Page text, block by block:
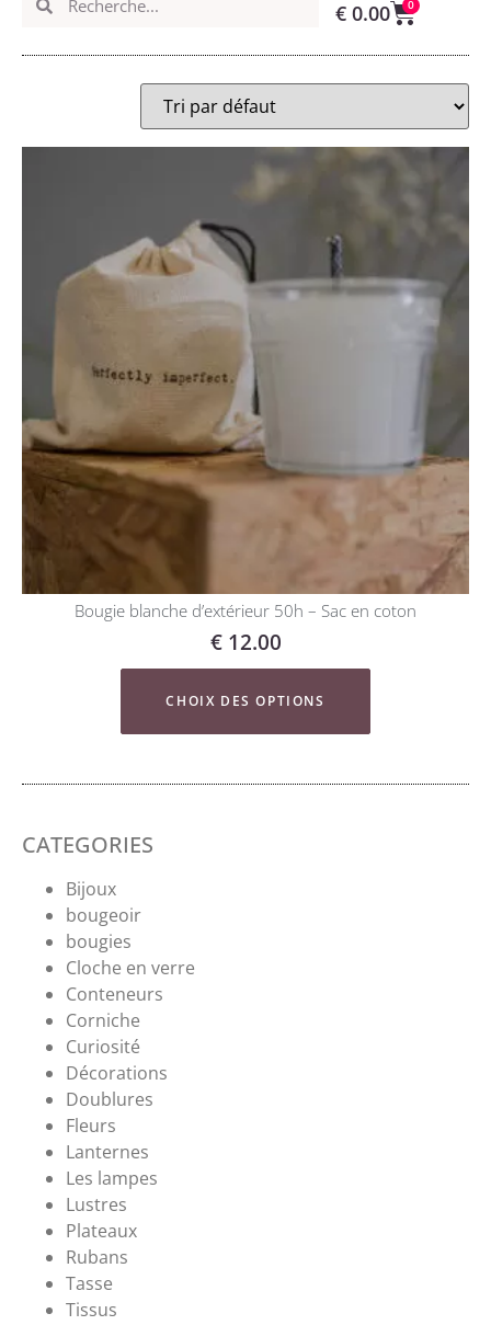
€0.00 0
Bougie blanche d’extérieur 50h – Sac en coton
€12.00
CHOIX DES OPTIONS
CATEGORIES
Bijoux
bougeoir
bougies
Cloche en verre
Conteneurs
Corniche
Curiosité
Décorations
Doublures
Fleurs
Lanternes
Les lampes
Lustres
Plateaux
Rubans
Tasse
Tissus